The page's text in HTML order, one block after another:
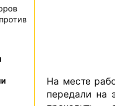
На месте
передали на